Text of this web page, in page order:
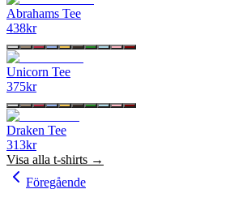
Abrahams Tee
438kr
Unicorn Tee
375kr
Draken Tee
313kr
Visa alla t-shirts →
Föregående